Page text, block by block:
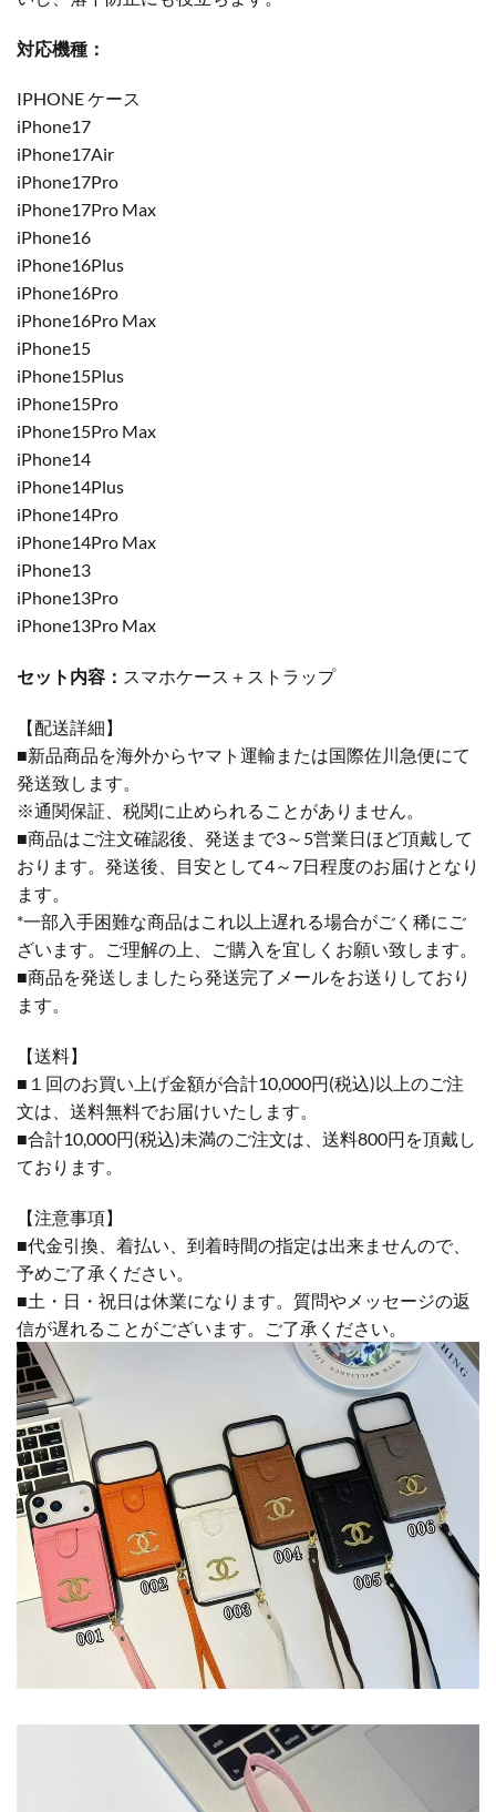
対応機種：
IPHONE ケース
iPhone17
iPhone17Air
iPhone17Pro
iPhone17Pro Max
iPhone16
iPhone16Plus
iPhone16Pro
iPhone16Pro Max
iPhone15
iPhone15Plus
iPhone15Pro
iPhone15Pro Max
iPhone14
iPhone14Plus
iPhone14Pro
iPhone14Pro Max
iPhone13
iPhone13Pro
iPhone13Pro Max
セット内容： スマホケース＋ストラップ
【配送詳細】
■新品商品を海外からヤマト運輸または国際佐川急便にて
発送致します。
※通関保証、税関に止められることがありません。
■商品はご注文確認後、発送まで3～5営業日ほど頂戴して
おります。発送後、目安として4～7日程度のお届けとなり
ます。
*一部入手困難な商品はこれ以上遅れる場合がごく稀にご
ざいます。ご理解の上、ご購入を宜しくお願い致します。
■商品を発送しましたら発送完了メールをお送りしており
ます。
【送料】
■１回のお買い上げ金額が合計10,000円(税込)以上のご注
文は、送料無料でお届けいたします。
■合計10,000円(税込)未満のご注文は、送料800円を頂戴し
ております。
【注意事項】
■代金引換、着払い、到着時間の指定は出来ませんので、
予めご了承ください。
■土・日・祝日は休業になります。質問やメッセージの返
信が遅れることがございます。ご了承ください。